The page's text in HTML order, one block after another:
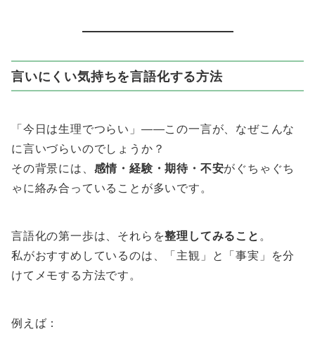
言いにくい気持ちを言語化する方法
「今日は生理でつらい」――この一言が、なぜこんな
に言いづらいのでしょうか？
その背景には、 感情・経験・期待・不安がぐちゃぐち
ゃに絡み合っていることが多いです。
言語化の第一歩は、それらを整理してみること 。
私がおすすめしているのは、「主観」と「事実」を分
けてメモする方法です。
例えば：